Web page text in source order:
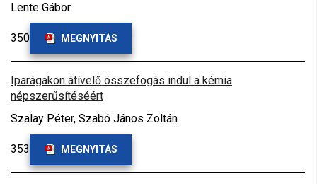
Lente Gábor
350 MEGNYITÁS
Iparágakon átívelő összefogás indul a kémia
népszerűsítéséért
Szalay Péter, Szabó János Zoltán
353 MEGNYITÁS